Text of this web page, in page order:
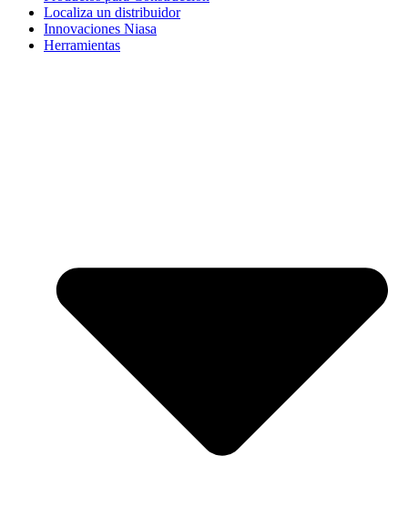
Localiza un distribuidor
Innovaciones Niasa
Herramientas